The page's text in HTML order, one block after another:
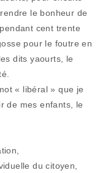
le bonheur de
cent trente
pour le foutre en
dits yaourts, le
« libéral » que je
de mes enfants, le
du citoyen,